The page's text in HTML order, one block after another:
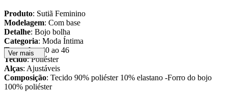
Produto: Sutiã Feminino
Modelagem: Com base
Detalhe: Bojo bolha
Categoria: Moda Íntima
Tamanho: 40 ao 46
Tecido: Poliéster
Alças: Ajustáveis
Composição: Tecido 90% poliéster 10% elastano -Forro do bojo
100% poliéster
Ver mais